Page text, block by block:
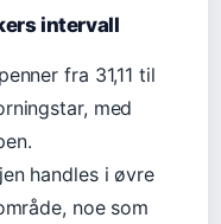
intervall
fra 31,11 til
med
handles i øvre
noe som